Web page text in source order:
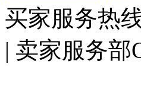
买家服务热
| 卖家服务部